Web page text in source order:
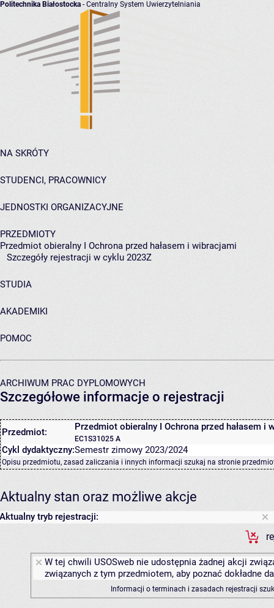
Politechnika Białostocka - Centralny System Uwierzytelniania
NA SKRÓTY
STUDENCI, PRACOWNICY
JEDNOSTKI ORGANIZACYJNE
PRZEDMIOTY
Przedmiot obieralny I Ochrona przed hałasem i wibracjami
Szczegóły rejestracji w cyklu 2023Z
STUDIA
AKADEMIKI
POMOC
ARCHIWUM PRAC DYPLOMOWYCH
Szczegółowe informacje o rejestracji
Przedmiot: Przedmiot obieralny I Ochrona przed hałasem i
EC1S31025 A
Cykl dydaktyczny:Semestr zimowy 2023/2024
Opisu przedmiotu, zasad zaliczania i innych informacji szukaj na stronie
Aktualny stan oraz możliwe akcje
Aktualny tryb rejestracji:
W tej chwili USOSweb nie udostępnia żadnej akcji
związanych z tym przedmiotem, aby poznać dokładne
Informacji o terminach i zasadach rejestracji